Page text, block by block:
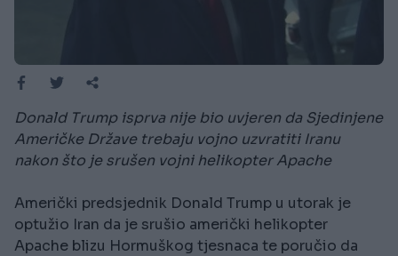
Donald Trump isprva nije bio uvjeren da Sjedinjene
Američke Države trebaju vojno uzvratiti Iranu
nakon što je srušen vojni helikopter Apache
Američki predsjednik Donald Trump u utorak je
optužio Iran da je srušio američki helikopter
Apache blizu Hormuškog tjesnaca te poručio da